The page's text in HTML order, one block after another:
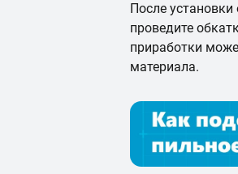
После установки
проведите
приработки
материала.